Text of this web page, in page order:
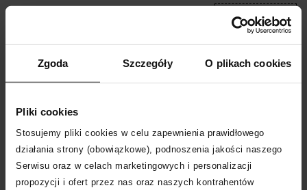
Zgoda Szczegóły O plikach cookies
Pliki cookies
Stosujemy pliki cookies w celu zapewnienia prawidłowego
działania strony (obowiązkowe), podnoszenia jakości naszego
Serwisu oraz w celach marketingowych i personalizacji
propozycji i ofert przez nas oraz naszych kontrahentów
EXTRA10
DLA ZAMÓWIEŃ POWYŻEJ 399 ZŁ
WYBIERZ ROZMIAR
DODAJ DO KOSZYKA